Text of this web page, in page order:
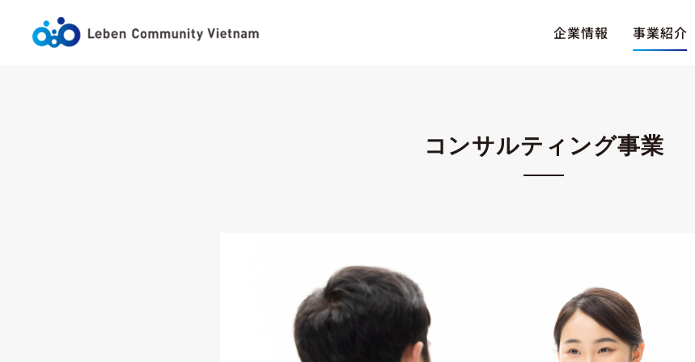
企業情報 事業紹介
コンサルティング事業